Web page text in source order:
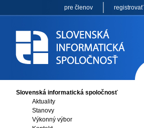
pre členov registrovať
Slovenská informatická spoločnosť
Aktuality
Stanovy
Výkonný výbor